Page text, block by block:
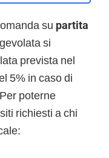
su partita
si
prevista nel
5% in caso di
poterne
richiesti a chi